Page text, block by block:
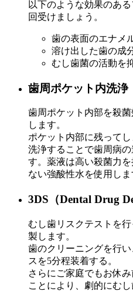
以下のような効果のあ
回受けましょう。
歯の表面のエナメ
溶け出した歯の成
むし歯菌の活動を
歯周ポケット内洗浄
歯周ポケット内部を殺
します。
ポケット内部に残って
洗浄することで歯周病
す。薬液は高い殺菌力
ない強酸性水を使用しま
3DS（Dental Drug
むし歯リスクテストを
製します。
歯のクリーニングを行
スを5分程装着する。
さらにご家庭でもお休
ことにより、劇的にむ